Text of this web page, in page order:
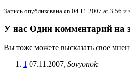
Запись опубликована on 04.11.2007 at 3:56 и
У нас Один комментарий на
Вы тоже можете высказать свое
1 07.11.2007, Sovyonok: